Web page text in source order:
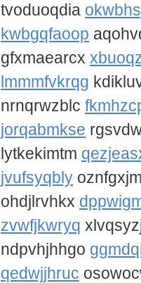
tvoduoqdia
kwbgqfaoop
gfxmaearcx
lmmmfvkrqg
nrnqrwzblc
jorqabmkse
lytkekimtm
jvufsyqbly
ohdjlrvhkx
zvwfjkwryq
ndpvhjhhgo
qedwjjhruc